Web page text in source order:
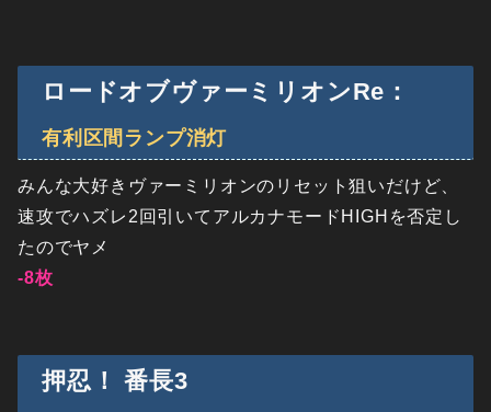
ロードオブヴァーミリオンRe：
有利区間ランプ消灯
みんな大好きヴァーミリオンのリセット狙いだけど、
速攻でハズレ2回引いてアルカナモードHIGHを否定し
たのでヤメ
-8枚
押忍！ 番長3